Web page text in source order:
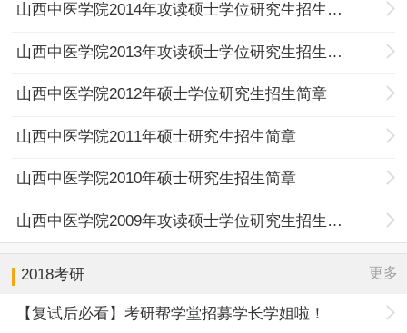
山西中医学院2014年攻读硕士学位研究生招生简章
山西中医学院2013年攻读硕士学位研究生招生简章
山西中医学院2012年硕士学位研究生招生简章
山西中医学院2011年硕士研究生招生简章
山西中医学院2010年硕士研究生招生简章
山西中医学院2009年攻读硕士学位研究生招生简章
2018考研 更多
【复试后必看】考研帮学堂招募学长学姐啦！